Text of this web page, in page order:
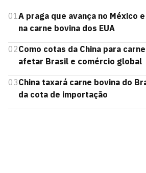
01A praga que avança no México
na carne bovina dos EUA
02Como cotas da China para
afetar Brasil e comércio global
03China taxará carne bovina do
da cota de importação